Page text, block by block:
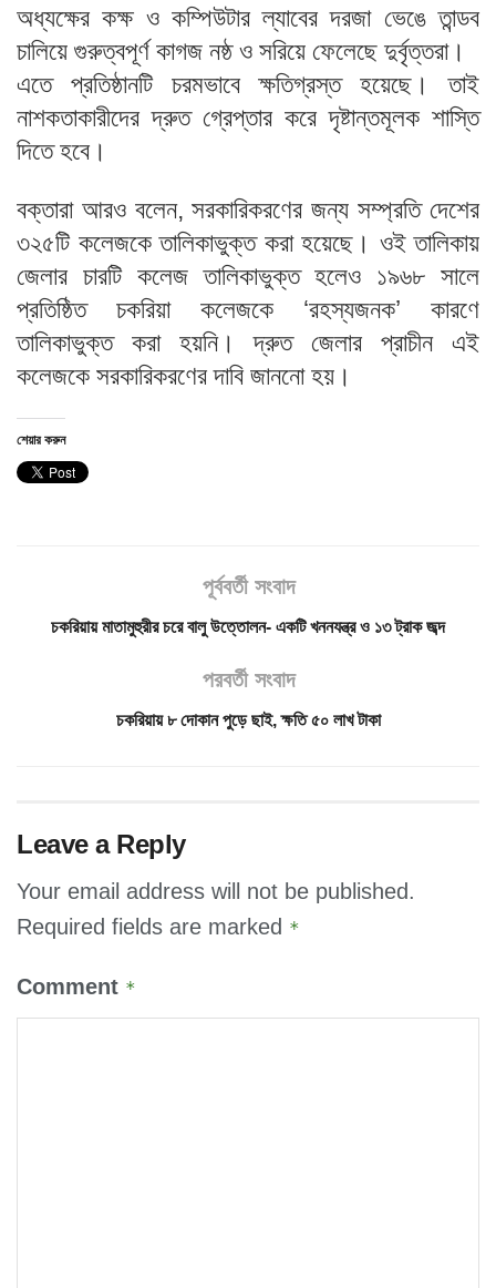
অধ্যক্ষের কক্ষ ও কম্পিউটার ল্যাবের দরজা ভেঙে তান্ডব
চালিয়ে গুরুত্বপূর্ণ কাগজ নষ্ঠ ও সরিয়ে ফেলেছে দুর্বৃত্তরা।
এতে প্রতিষ্ঠানটি চরমভাবে ক্ষতিগ্রস্ত হয়েছে। তাই
নাশকতাকারীদের দ্রুত গ্রেপ্তার করে দৃষ্টান্তমূলক শাস্তি
দিতে হবে।
বক্তারা আরও বলেন, সরকারিকরণের জন্য সম্প্রতি দেশের
৩২৫টি কলেজকে তালিকাভুক্ত করা হয়েছে। ওই তালিকায়
জেলার চারটি কলেজ তালিকাভুক্ত হলেও ১৯৬৮ সালে
প্রতিষ্ঠিত চকরিয়া কলেজকে ‘রহস্যজনক’ কারণে
তালিকাভুক্ত করা হয়নি। দ্রুত জেলার প্রাচীন এই
কলেজকে সরকারিকরণের দাবি জাননো হয়।
শেয়ার করুন
পূর্ববর্তী সংবাদ
চকরিয়ায় মাতামুহুরীর চরে বালু উত্তোলন- একটি খননযন্ত্র ও ১৩ ট্রাক জব্দ
পরবর্তী সংবাদ
চকরিয়ায় ৮ দোকান পুড়ে ছাই, ক্ষতি ৫০ লাখ টাকা
Leave a Reply
Your email address will not be published.
Required fields are marked *
Comment *